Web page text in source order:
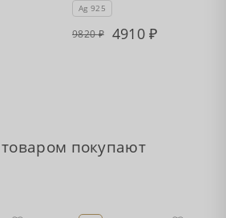
Ag 925
9820 4910
покупают